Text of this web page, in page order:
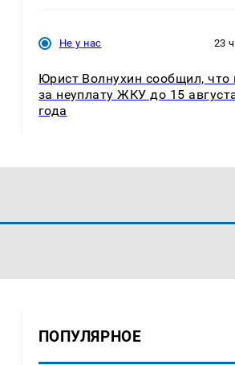
Не у нас 23
Юрист Волнухин сообщил, что
за неуплату ЖКУ до 15
года
ПОПУЛЯРНОЕ